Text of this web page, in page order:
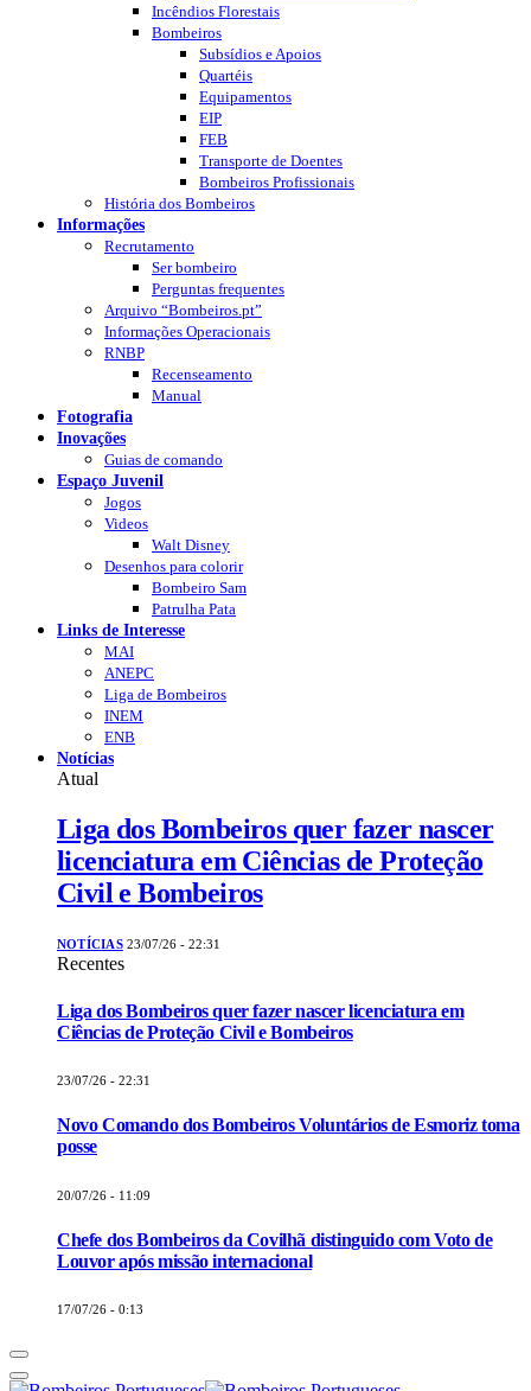
Incêndios Florestais
Bombeiros
Subsídios e Apoios
Quartéis
Equipamentos
EIP
FEB
Transporte de Doentes
Bombeiros Profissionais
História dos Bombeiros
Informações
Recrutamento
Ser bombeiro
Perguntas frequentes
Arquivo “Bombeiros.pt”
Informações Operacionais
RNBP
Recenseamento
Manual
Fotografia
Inovações
Guias de comando
Espaço Juvenil
Jogos
Videos
Walt Disney
Desenhos para colorir
Bombeiro Sam
Patrulha Pata
Links de Interesse
MAI
ANEPC
Liga de Bombeiros
INEM
ENB
Notícias
Atual
Liga dos Bombeiros quer fazer nascer
licenciatura em Ciências de Proteção
Civil e Bombeiros
NOTÍCIAS 23/07/26 - 22:31
Recentes
Liga dos Bombeiros quer fazer nascer licenciatura em
Ciências de Proteção Civil e Bombeiros
23/07/26 - 22:31
Novo Comando dos Bombeiros Voluntários de Esmoriz toma
posse
20/07/26 - 11:09
Chefe dos Bombeiros da Covilhã distinguido com Voto de
Louvor após missão internacional
17/07/26 - 0:13